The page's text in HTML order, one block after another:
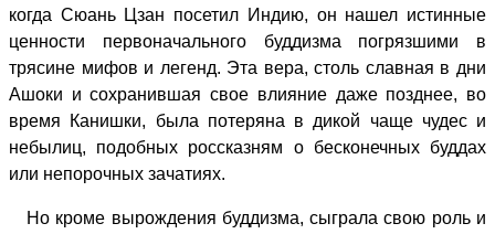
когда Сюань Цзан посетил Индию, он нашел истинные
ценности первоначального буддизма погрязшими в
трясине мифов и легенд. Эта вера, столь славная в дни
Ашоки и сохранившая свое влияние даже позднее, во
время Канишки, была потеряна в дикой чаще чудес и
небылиц, подобных россказням о бесконечных буддах
или непорочных зачатиях.
Но кроме вырождения буддизма, сыграла свою роль и